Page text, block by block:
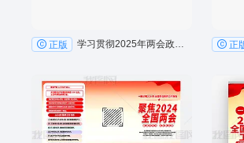
正版 学习贯彻2025年两会政府工作报告精神展板宣传栏 正